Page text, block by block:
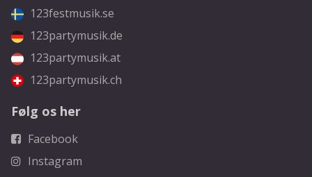
123festmusik.se
123partymusik.de
123partymusik.at
123partymusik.ch
Følg os her
Facebook
Instagram